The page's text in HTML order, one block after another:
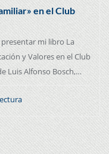
en el Club
mi libro La
y Valores en el Club
Luis Alfonso Bosch,…